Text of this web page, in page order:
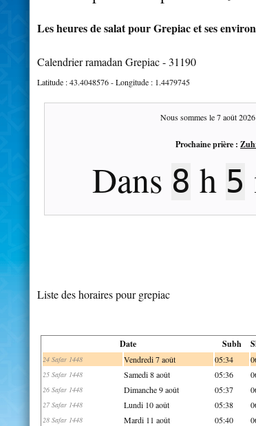
Les heures de salat pour Grepiac et ses
Calendrier ramadan Grepiac - 31190
Latitude :43.4048576- Longitude : 1.4479745
Nous sommes le7 août 2026
Prochaine prière :
Dans 8 h 5
Liste des horaires pour grepiac
Date Subh
24 Safar 1448 Vendredi 7 août 05:34
25 Safar 1448 Samedi 8 août 05:36
26 Safar 1448 Dimanche 9 août 05:37
27 Safar 1448 Lundi 10 août 05:38
28 Safar 1448 Mardi 11 août 05:40